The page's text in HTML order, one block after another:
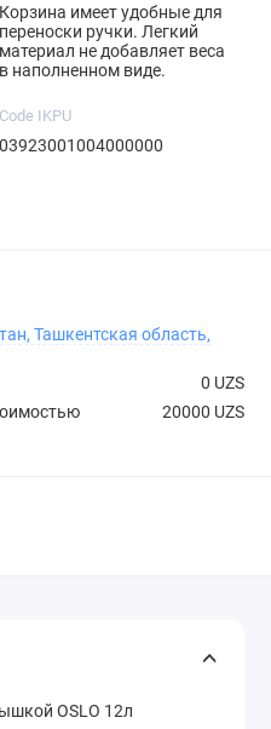
Корзина имеет удобные для
переноски ручки. Легкий
материал не добавляет веса
в наполненном виде.
Code IKPU
03923001004000000
Ташкентская область,
0 UZS
20000 UZS
OSLO 12л